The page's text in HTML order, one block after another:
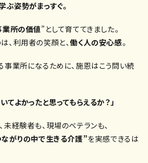
ぶ姿勢がまっすぐ。
業所の価値”として育ててきました。
、利用者の笑顔と、働く人の安心感。
事業所になるために、施恩はこう問い続
てよかったと思ってもらえるか？」
未経験者も、現場のベテランも、
がりの中で生きる介護”を実感できるは